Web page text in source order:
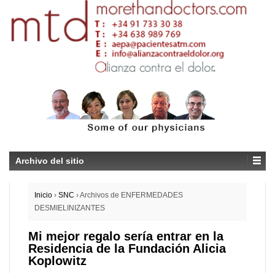
Archivo del sitio
Inicio › SNC ›Archivos de ENFERMEDADES
DESMIELINIZANTES
Mi mejor regalo sería entrar en la
Residencia de la Fundación Alicia
Koplowitz